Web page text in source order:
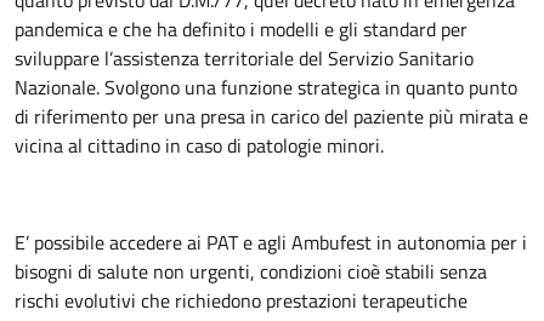
pandemica e che ha definito i modelli e gli standard per
sviluppare l’assistenza territoriale del Servizio Sanitario
Nazionale. Svolgono una funzione strategica in quanto punto
di riferimento per una presa in carico del paziente più mirata e
vicina al cittadino in caso di patologie minori.
E’ possibile accedere ai PAT e agli Ambufest in autonomia per i
bisogni di salute non urgenti, condizioni cioè stabili senza
rischi evolutivi che richiedono prestazioni terapeutiche